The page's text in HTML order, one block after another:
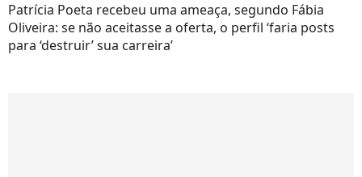
Patrícia Poeta recebeu uma ameaça, segundo Fábia
Oliveira: se não aceitasse a oferta, o perfil ‘faria posts
para ‘destruir’ sua carreira’